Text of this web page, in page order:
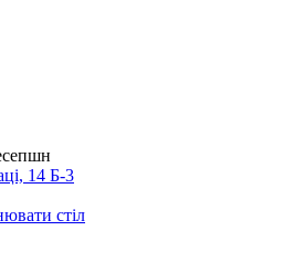
14 Б-3
стіл